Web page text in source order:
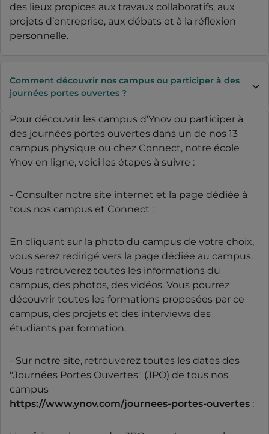
des lieux propices aux travaux collaboratifs, aux
projets d’entreprise, aux débats et à la réflexion
personnelle.
Comment découvrir nos campus ou participer à des
journées portes ouvertes ?
Pour découvrir les campus d'Ynov ou participer à
des journées portes ouvertes dans un de nos 13
campus physique ou chez Connect, notre école
Ynov en ligne, voici les étapes à suivre :
- Consulter notre site internet et la page dédiée à
tous nos campus et Connect :
En cliquant sur la photo du campus de votre choix,
vous serez redirigé vers la page dédiée au campus.
Vous retrouverez toutes les informations du
campus, des photos, des vidéos. Vous pourrez
découvrir toutes les formations proposées par ce
campus, des projets et des interviews des
étudiants par formation.
- Sur notre site, retrouverez toutes les dates des
"Journées Portes Ouvertes" (JPO) de tous nos
campus
https://www.ynov.com/journees-portes-ouvertes :